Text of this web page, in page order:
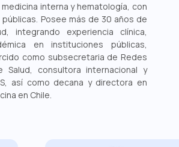
interna y hematología, con
Posee más de 30 años de
integrando experiencia clínica,
en instituciones públicas,
como subsecretaria de Redes
consultora internacional y
así como decana y directora en
en Chile.